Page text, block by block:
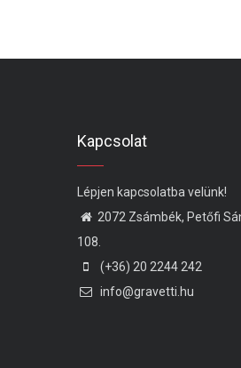
Kapcsolat
Lépjen kapcsolatba velünk!
2072 Zsámbék, Petőfi
108.
(+36) 20 2244 242
info@gravetti.hu